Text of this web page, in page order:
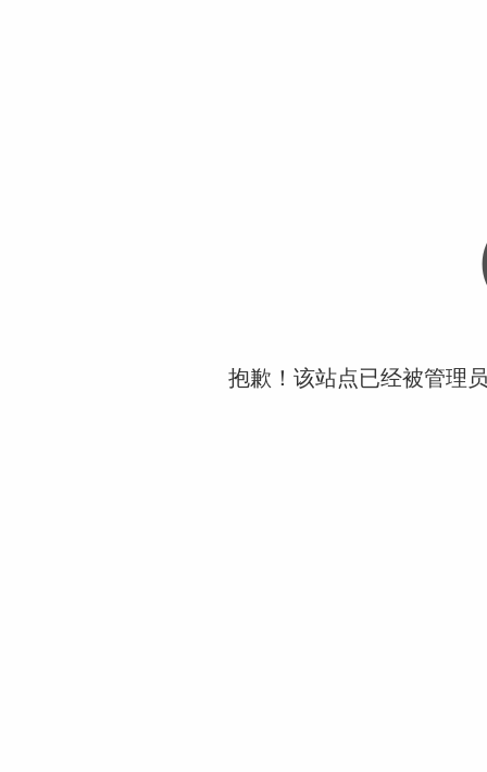
抱歉！该站点已经被管理